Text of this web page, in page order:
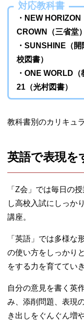
対応教科書
・NEW
CROWN（三省堂）
・SUNSHINE（
校図書）
・ONE WORLD
21（光村図書）
教科書別のカリキュ
英語で表現を
「Z会」では毎日の
し高校入試にしっか
講座。
「英語」では多様な
の使い方をしっかり
をする力を育ててい
自分の意見を書く英
み、添削問題、表現
き出しをぐんぐん増